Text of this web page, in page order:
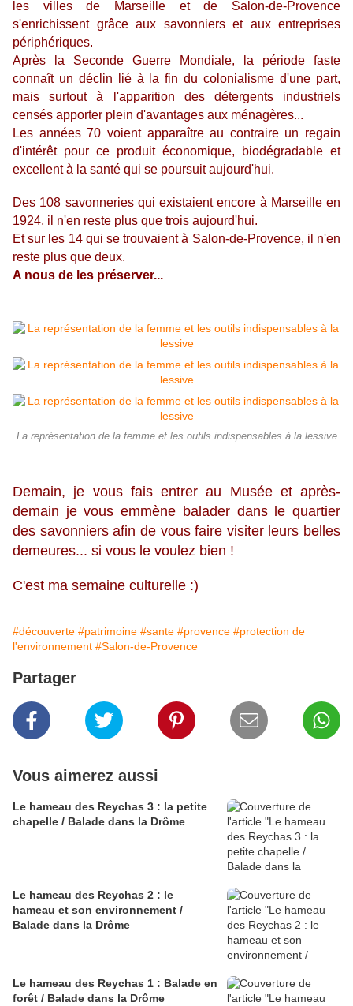
les villes de Marseille et de Salon-de-Provence
s'enrichissent grâce aux savonniers et aux entreprises
périphériques.
Après la Seconde Guerre Mondiale, la période faste
connaît un déclin lié à la fin du colonialisme d'une part,
mais surtout à l'apparition des détergents industriels
censés apporter plein d'avantages aux ménagères...
Les années 70 voient apparaître au contraire un regain
d'intérêt pour ce produit économique, biodégradable et
excellent à la santé qui se poursuit aujourd'hui.
Des 108 savonneries qui existaient encore à Marseille en
1924, il n'en reste plus que trois aujourd'hui.
Et sur les 14 qui se trouvaient à Salon-de-Provence, il n'en
reste plus que deux.
A nous de les préserver...
La représentation de la femme et les outils indispensables à la lessive
Demain, je vous fais entrer au Musée et après-
demain je vous emmène balader dans le quartier
des savonniers afin de vous faire visiter leurs belles
demeures... si vous le voulez bien !
C'est ma semaine culturelle :)
#découverte #patrimoine #sante #provence #protection de
l'environnement #Salon-de-Provence
Partager
Vous aimerez aussi
Le hameau des Reychas 3 : la petite
chapelle / Balade dans la Drôme
Le hameau des Reychas 2 : le
hameau et son environnement /
Balade dans la Drôme
Le hameau des Reychas 1 : Balade en
forêt / Balade dans la Drôme